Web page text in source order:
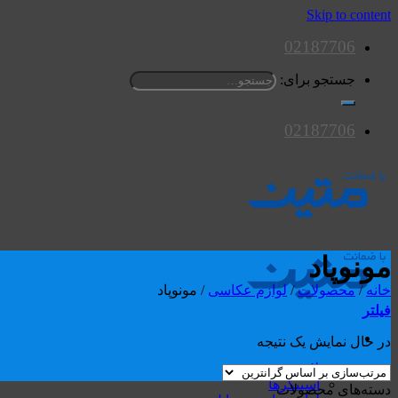
Skip to content
02187706
جستجو برای:
02187706
محصولات
اسپیکرها
مونوپاد
خانه / محصولات / لوازم عکاسی / مونوپاد
فیلتر
در حال نمایش یک نتیجه
دسته‌های محصولات